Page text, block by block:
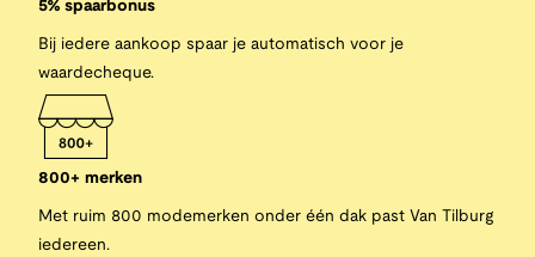
5% spaarbonus
Bij iedere aankoop spaar je automatisch voor je
waardecheque.
800+ merken
Met ruim 800 modemerken onder één dak past Van Tilburg
iedereen.